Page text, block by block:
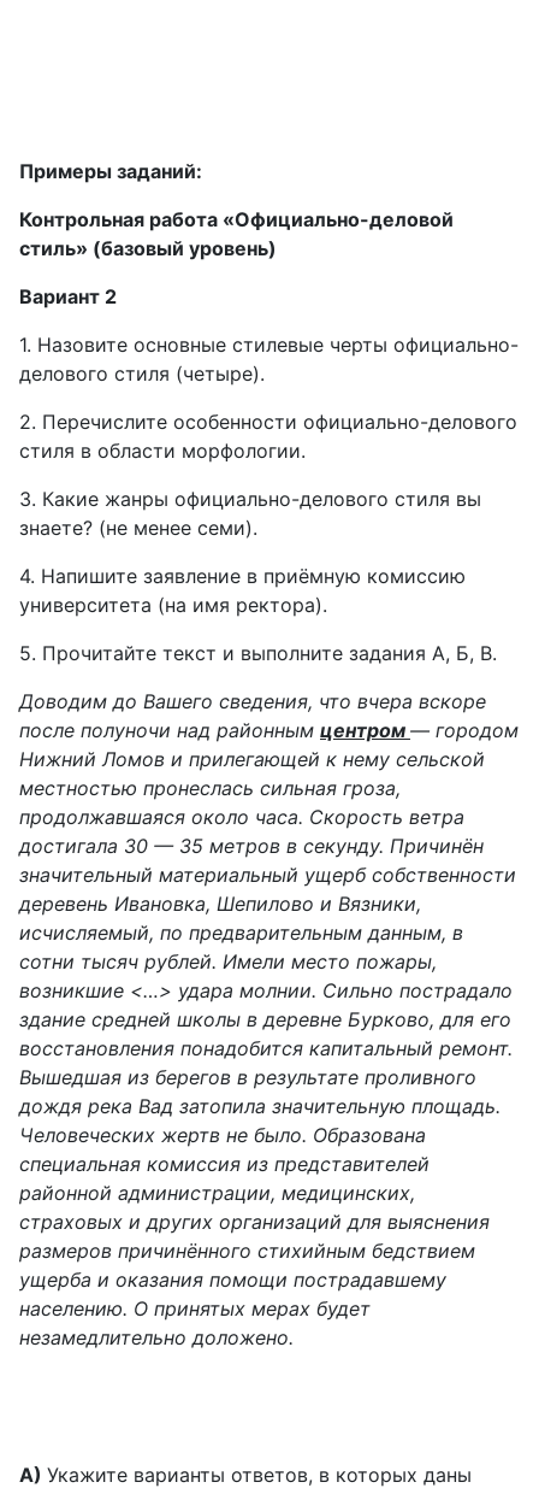
Примеры заданий:
Контрольная работа «Официально-деловой
стиль» (базовый уровень)
Вариант 2
1. Назовите основные стилевые черты официально-
делового стиля (четыре).
2. Перечислите особенности официально-делового
стиля в области морфологии.
3. Какие жанры официально-делового стиля вы
знаете? (не менее семи).
4. Напишите заявление в приёмную комиссию
университета (на имя ректора).
5. Прочитайте текст и выполните задания А, Б, В.
Доводим до Вашего сведения, что вчера вскоре
после полуночи над районным центром — городом
Нижний Ломов и прилегающей к нему сельской
местностью пронеслась сильная гроза,
продолжавшаяся около часа. Скорость ветра
достигала 30 — 35 метров в секунду. Причинён
значительный материальный ущерб собственности
деревень Ивановка, Шепилово и Вязники,
исчисляемый, по предварительным данным, в
сотни тысяч рублей. Имели место пожары,
возникшие <…> удара молнии. Сильно пострадало
здание средней школы в деревне Бурково, для его
восстановления понадобится капитальный ремонт.
Вышедшая из берегов в результате проливного
дождя река Вад затопила значительную площадь.
Человеческих жертв не было. Образована
специальная комиссия из представителей
районной администрации, медицинских,
страховых и других организаций для выяснения
размеров причинённого стихийным бедствием
ущерба и оказания помощи пострадавшему
населению. О принятых мерах будет
незамедлительно доложено.
А) Укажите варианты ответов, в которых даны